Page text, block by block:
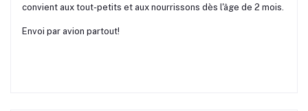
convient aux tout-petits et aux nourrissons dès l'âge de 2 mois.
Envoi par avion partout!